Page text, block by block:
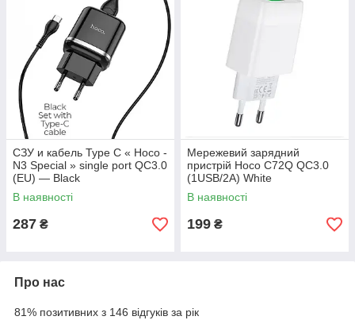
СЗУ и кабель Type C « Hoco -
N3 Special » single port QC3.0
(EU) — Black
В наявності
287 ₴
Мережевий зарядний
пристрій Hoco C72Q QC3.0
(1USB/2A) White
В наявності
199 ₴
Про нас
81% позитивних з 146 відгуків за рік